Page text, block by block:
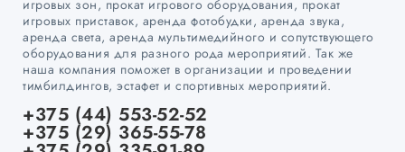
игровых зон, прокат игрового оборудования, прокат
игровых приставок, аренда фотобудки, аренда звука,
аренда света, аренда мультимедийного и сопутствующего
оборудования для разного рода мероприятий. Так же
наша компания поможет в организации и проведении
тимбилдингов, эстафет и спортивных мероприятий.
+375 (44) 553-52-52
+375 (29) 365-55-78